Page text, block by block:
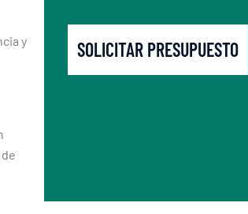
y
SOLICITAR PRESUPUESTO